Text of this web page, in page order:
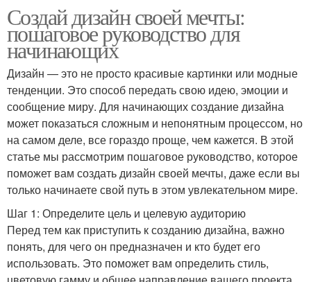
Создай дизайн своей мечты:
пошаговое руководство для
начинающих
Дизайн — это не просто красивые картинки или модные
тенденции. Это способ передать свою идею, эмоции и
сообщение миру. Для начинающих создание дизайна
может показаться сложным и непонятным процессом, но
на самом деле, все гораздо проще, чем кажется. В этой
статье мы рассмотрим пошаговое руководство, которое
поможет вам создать дизайн своей мечты, даже если вы
только начинаете свой путь в этом увлекательном мире.
Шаг 1: Определите цель и целевую аудиторию
Перед тем как приступить к созданию дизайна, важно
понять, для чего он предназначен и кто будет его
использовать. Это поможет вам определить стиль,